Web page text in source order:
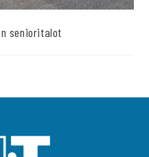
senioritalot